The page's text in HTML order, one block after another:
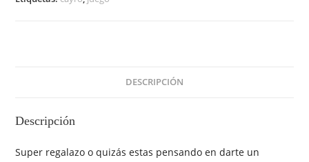
DESCRIPCIÓN
Descripción
Super regalazo o quizás estas pensando en darte un